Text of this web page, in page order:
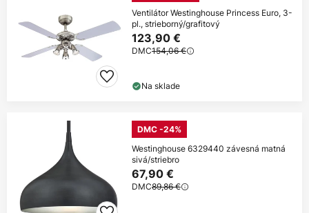
Ventilátor Westinghouse Princess Euro, 3-
pl., strieborný/grafitový
123,90 €
DMC154,06 €
Na sklade
DMC -24%
Westinghouse 6329440 závesná matná
sivá/striebro
67,90 €
DMC89,86 €